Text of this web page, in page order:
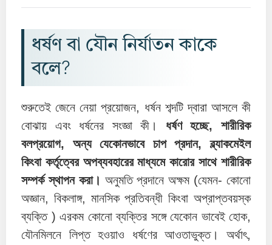
ধর্ষণ বা যৌন নির্যাতন কাকে
বলে?
শুরুতেই জেনে নেয়া প্রয়োজন, ধর্ষন শব্দটি দ্বারা আসলে কী
বোঝায় এবং ধর্ষনের সংজ্ঞা কী।
ধর্ষণ হচ্ছে, শারীরিক
বলপ্রয়োগ, অন্য যেকোনভাবে চাপ প্রদান, ব্ল্যাকমেইল
কিংবা কর্তৃত্বের অপব্যবহারের মাধ্যমে কারোর সাথে শারীরিক
সম্পর্ক স্থাপন করা। অনুমতি প্রদানে অক্ষম (যেমন- কোনো
অজ্ঞান, বিকলাঙ্গ, মানসিক প্রতিবন্ধী কিংবা অপ্রাপ্তবয়স্ক
ব্যক্তি ) এরকম কোনো ব্যক্তির সঙ্গে যেকোন ভাবেই হোক,
যৌনমিলনে লিপ্ত হওয়াও ধর্ষণের আওতাভুক্ত। অর্থাৎ,